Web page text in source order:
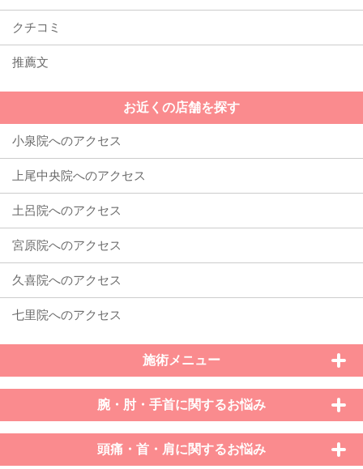
クチコミ
推薦文
お近くの店舗を探す
施術メニュー
腕・肘・手首に関するお悩み
頭痛・首・肩に関するお悩み